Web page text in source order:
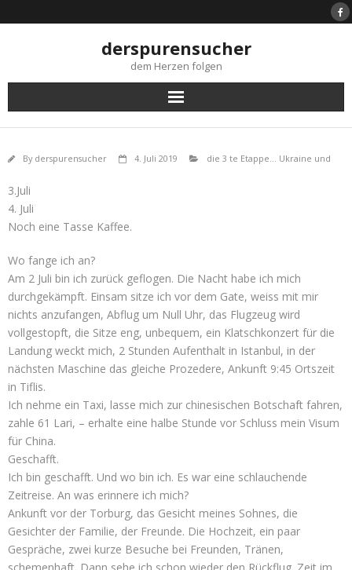
to
derspurensucher
dem Herzen folgen
By derspurensucher 4. Juli 2019 die 3 te Etappe... Ukraine und
3.Juli
4. Juli
Noch eine Tasse Kaffee.
Wo fange ich an?
Am 2 Juli bin ich zurück geflogen. Die Nacht habe ich mich
durchgekämpft. Einsam sitze ich vor dem Gate, weiss mit mir
nichts anzufangen, Abflug um Null Uhr, das Flugzeug wird
vollgestopft, die Sitze eng, unbequem, ein Klatschkonzert für die
Landung weckt mich, 2 Stunden Aufenthalt in Istanbul, in der
nächsten Maschine das gleiche Prozedere, Ankunft 9:45 Ortszeit
in Tiflis.
Ich nehme ein Taxi, lasse mich zur chinesischen Botschaft fahren,
zahle 61 Lari, – erhalte eine halbe Stunde vor Schluss mein Visum
für China.
Geschafft.
Ich bin geschafft. Und wo bin ich. Es war eine schlauchende
Zeitreise. An was erinnere ich mich?
Ankunft vor der Torburg, das Gesicht meines Sohnes, die
Gesichter der Familie, der Freunde. Die Hochzeit, ein paar
Gespräche, zwei kurze Besuche bei Freunden, Tränen,